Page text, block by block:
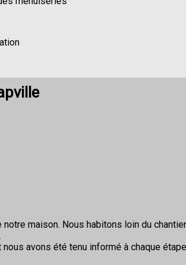
maison. Nous habitons loin du
nous avons été tenu informé à chaque